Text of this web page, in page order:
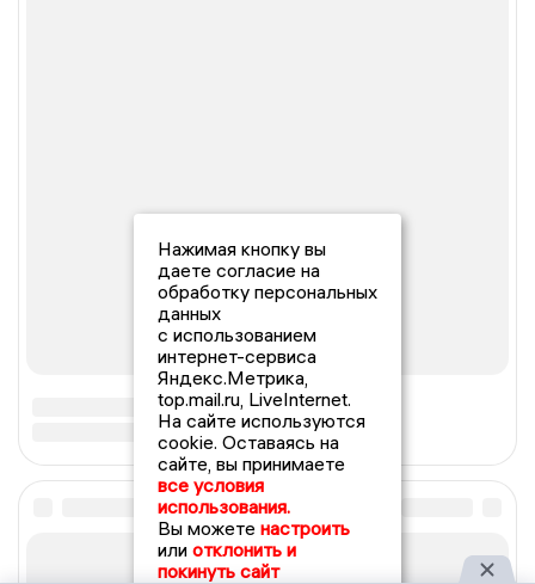
Нажимая кнопку вы
даете согласие на
обработку персональных
данных
с использованием
интернет-сервиса
Яндекс.Метрика,
top.mail.ru, LiveInternet.
На сайте используются
cookie. Оставаясь на
сайте, вы принимаете
все условия
использования.
Вы можете настроить
или отклонить и
покинуть сайт